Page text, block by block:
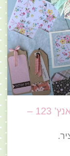
מוגן: הדרכה – הרבה יותר מפאנץ' 123 –